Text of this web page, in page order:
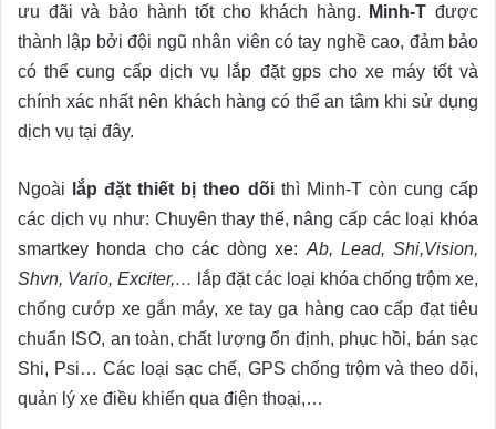
ưu đãi và bảo hành tốt cho khách hàng.
Minh-T được
thành lập bởi đội ngũ nhân viên có tay nghề cao, đảm bảo
có thể cung cấp dịch vụ lắp đặt gps cho xe máy tốt và
chính xác nhất nên khách hàng có thể an tâm khi sử dụng
dịch vụ tại đây.
Ngoài lắp đặt thiết bị theo dõithì Minh-T còn cung cấp
các dịch vụ như: Chuyên thay thế, nâng cấp các loại khóa
smartkey honda cho các dòng xe: Ab, Lead, Shi,Vision,
Shvn, Vario, Exciter,… lắp đặt các loại khóa chống trộm xe,
chống cướp xe gắn máy, xe tay ga hàng cao cấp đạt tiêu
chuẩn ISO, an toàn, chất lượng ổn định, phục hồi, bán sạc
Shi, Psi… Các loại sạc chế, GPS chống trộm và theo dõi,
quản lý xe điều khiển qua điện thoại,…